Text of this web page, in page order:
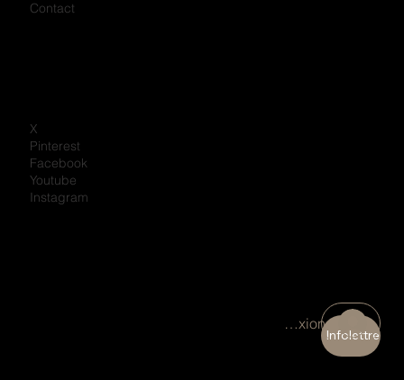
Contact
X
Pinterest
Facebook
Youtube
Instagram
Infolettre
Connexion